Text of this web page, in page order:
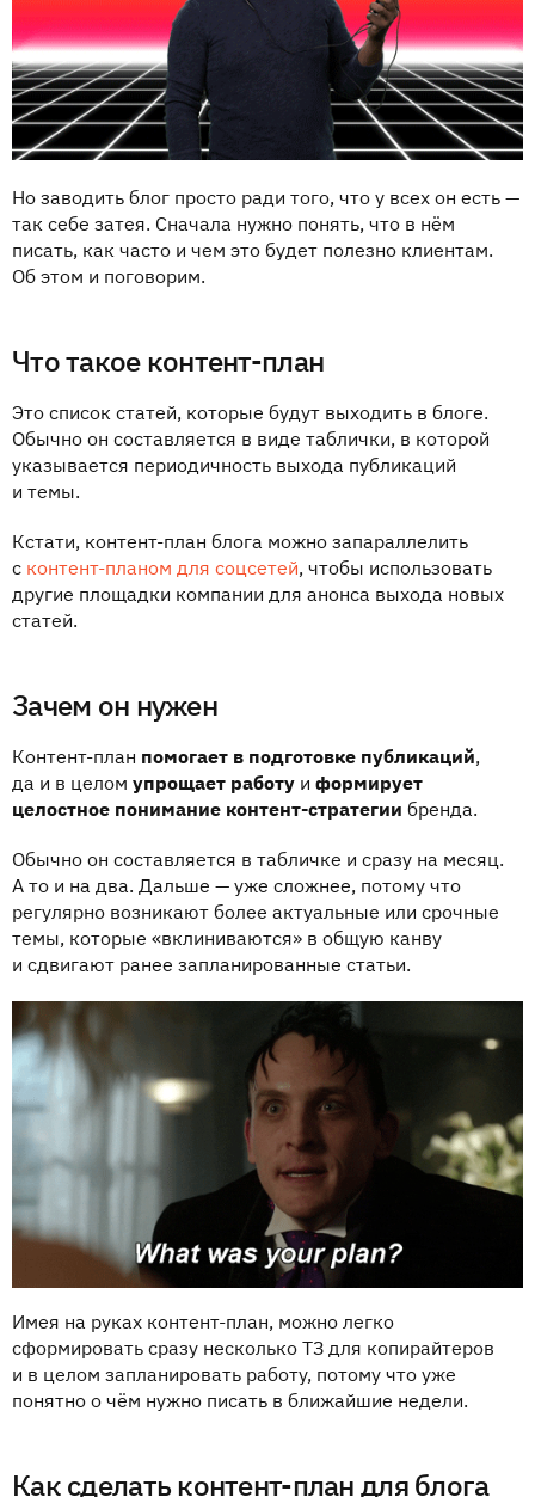
Но заводить блог просто ради того, что у всех он есть —
так себе затея. Сначала нужно понять, что в нём
писать, как часто и чем это будет полезно клиентам.
Об этом и поговорим.
Что такое контент-план
Это список статей, которые будут выходить в блоге.
Обычно он составляется в виде таблички, в которой
указывается периодичность выхода публикаций
и темы.
Кстати, контент-план блога можно запараллелить
с контент-планом для соцсетей, чтобы использовать
другие площадки компании для анонса выхода новых
статей.
Зачем он нужен
Контент-план помогает в подготовке публикаций,
да и в целом упрощает работу и формирует
целостное понимание контент-стратегии бренда.
Обычно он составляется в табличке и сразу на месяц.
А то и на два. Дальше — уже сложнее, потому что
регулярно возникают более актуальные или срочные
темы, которые «вклиниваются» в общую канву
и сдвигают ранее запланированные статьи.
Имея на руках контент-план, можно легко
сформировать сразу несколько ТЗ для копирайтеров
и в целом запланировать работу, потому что уже
понятно о чём нужно писать в ближайшие недели.
Как сделать контент-план для блога